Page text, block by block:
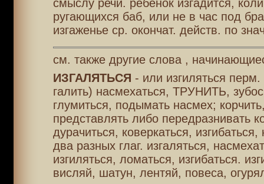
смыслу речи. ребенок изгадится,
ругающихся баб, или не в час под
изгаженье ср. окончат. действ. по
см. также другие слова ,
ИЗГАЛЯТЬСЯ - или изгиляться
галить) насмехаться, ТРУНИТЬ,
глумиться, подымать насмех;
представлять либо передразнивать
дурачиться, коверкаться, изгибаться,
два разных глаг. изгаляться,
изгиляться, ломаться, изгибаться.
висляй, шатун, лентяй, повеса,